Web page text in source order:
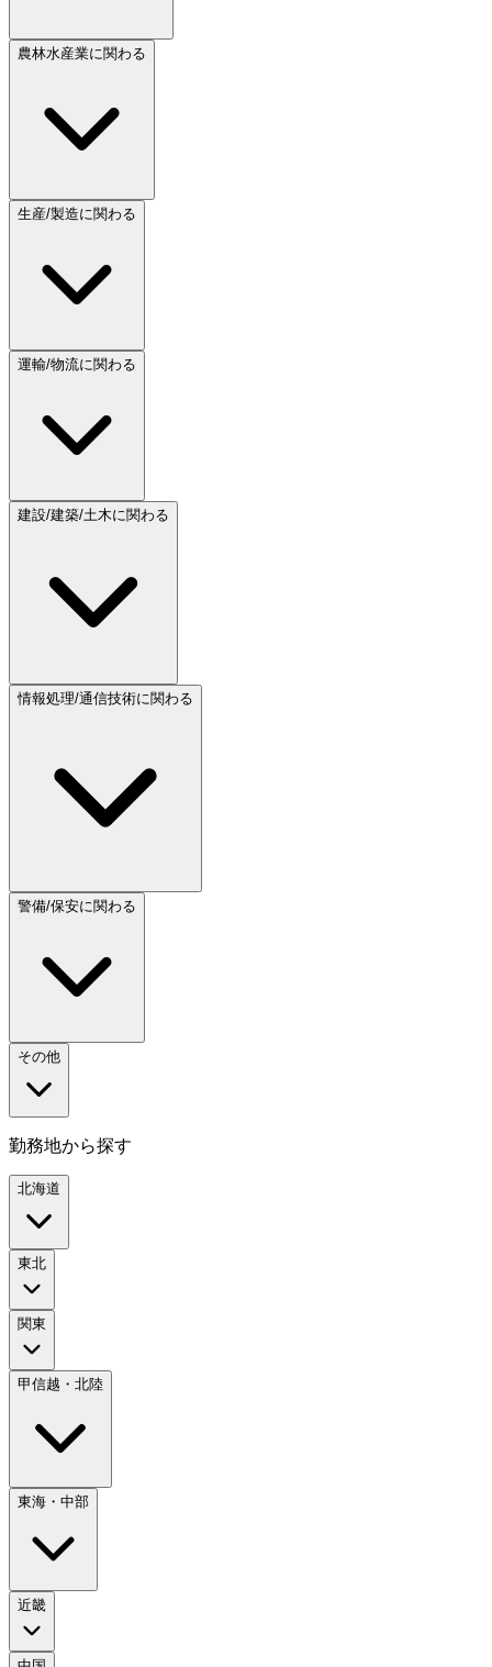
農林水産業に関わる
生産/製造に関わる
運輸/物流に関わる
建設/建築/土木に関わる
情報処理/通信技術に関わる
警備/保安に関わる
その他
勤務地から探す
北海道
東北
関東
甲信越・北陸
東海・中部
近畿